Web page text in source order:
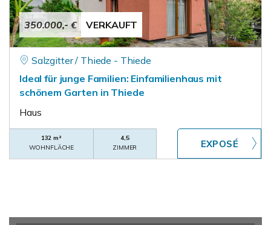
350.000,- € VERKAUFT
Salzgitter / Thiede - Thiede
Ideal für junge Familien: Einfamilienhaus mit
schönem Garten in Thiede
Haus
132 m²
WOHNFLÄCHE
4,5
ZIMMER